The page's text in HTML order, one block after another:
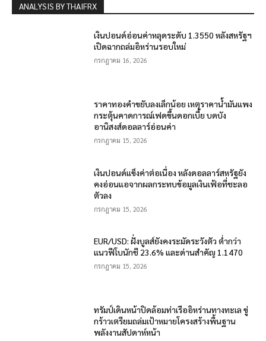
ANALYSIS BY THAIFRX
เงินปอนด์อ่อนค่าหลุดระดับ 1.3550 หลังสหรัฐฯ
เปิดฉากถล่มอิหร่านรอบใหม่
กรกฎาคม 16, 2026
ราคาทองคำขยับลงเล็กน้อย เหตุราคาน้ำมันแพง
กระตุ้นคาดการณ์เฟดขึ้นดอกเบี้ย บดบัง
อานิสงส์ดอลลาร์อ่อนค่า
กรกฎาคม 15, 2026
เงินปอนด์แข็งค่าต่อเนื่อง หลังดอลลาร์สหรัฐยัง
คงอ่อนแอจากผลกระทบข้อมูลเงินเฟ้อที่ชะลอ
ตัวลง
กรกฎาคม 15, 2026
EUR/USD: ฝั่งบูลส์ยังคงระมัดระวังตัว ต่ำกว่า
แนวฟีโบนักชี 23.6% และด่านสำคัญ 1.1470
กรกฎาคม 15, 2026
ทรัมป์เดินหน้าปิดล้อมท่าเรืออิหร่านทางทะเล ขู่
กร้าวเตรียมถล่มเป้าหมายโครงสร้างพื้นฐาน
พลังงานสัปดาห์หน้า